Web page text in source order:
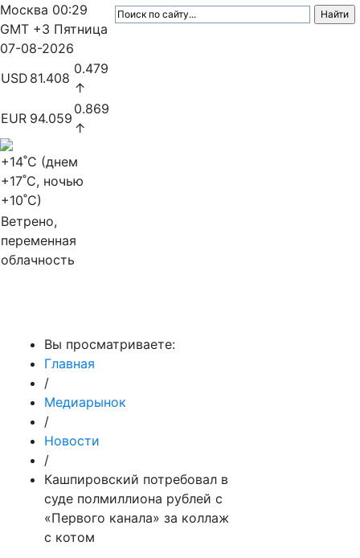
Москва 00:29
GMT +3 Пятница
07-08-2026
USD 81.408
0.479
↑
EUR 94.059
0.869
↑
+14˚C (днем
+17˚C, ночью
+10˚C)
Ветрено,
переменная
облачность
Вы просматриваете:
Главная
/
Медиарынок
/
Новости
/
Кашпировский потребовал в
суде полмиллиона рублей с
«Первого канала» за коллаж
с котом